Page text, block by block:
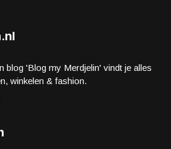
blog 'Blog my Merdjelin' vindt je alles
winkelen & fashion.